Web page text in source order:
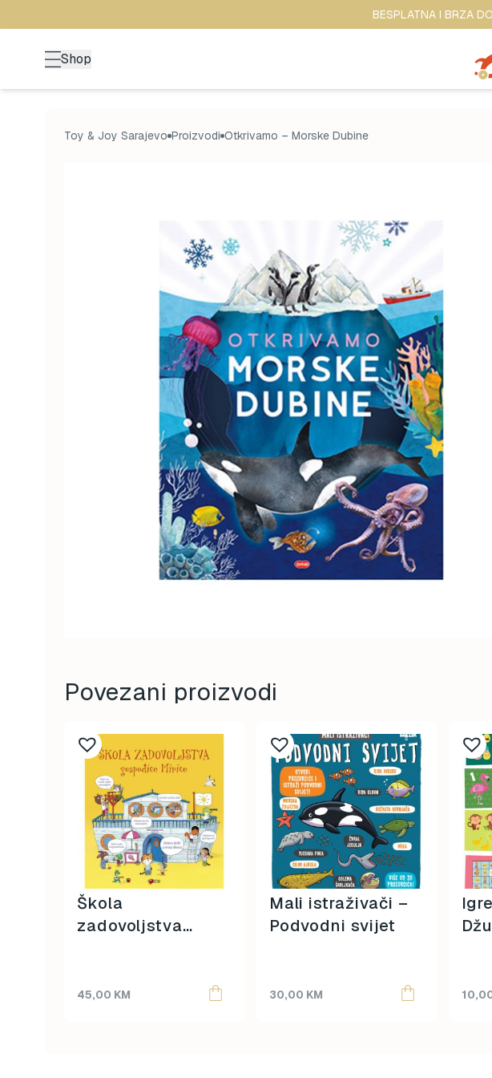
BESPLATNA I BRZA
Shop
Toy & Joy Sarajevo Proizvodi Otkrivamo – Morske Dubine
Povezani proizvodi
Škola
zadovoljstva
45,00 KM
Mali istraživači –
Podvodni svijet
30,00 KM